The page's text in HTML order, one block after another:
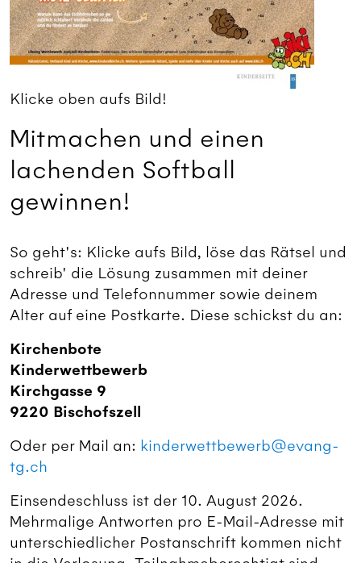
Klicke oben aufs Bild!
Mitmachen und einen
lachenden Softball
gewinnen!
So geht's: Klicke aufs Bild, löse das Rätsel und
schreib' die Lösung zusammen mit deiner
Adresse und Telefonnummer sowie deinem
Alter auf eine Postkarte. Diese schickst du an:
Kirchenbote
Kinderwettbewerb
Kirchgasse 9
9220 Bischofszell
Oder per Mail an: kinderwettbewerb@evang-
tg.ch
Einsendeschluss ist der 10. August 2026.
Mehrmalige Antworten pro E-Mail-Adresse mit
unterschiedlicher Postanschrift kommen nicht